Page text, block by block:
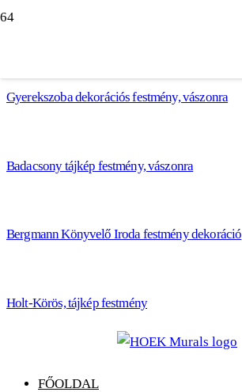
Gyerekszoba dekorációs festmény, vászonra
Badacsony tájkép festmény, vászonra
Bergmann Könyvelő Iroda festmény dekoráció
Holt-Körös, tájkép festmény
FŐOLDAL